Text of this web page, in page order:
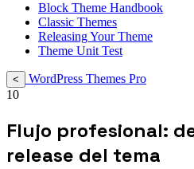
Block Theme Handbook
Classic Themes
Releasing Your Theme
Theme Unit Test
<
WordPress Themes Pro
10
Flujo profesional:
release del tema